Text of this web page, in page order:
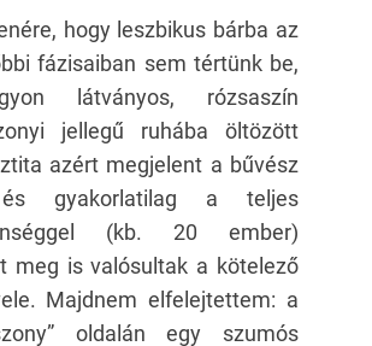
hogy leszbikus bárba az
fázisaiban sem tértünk be,
látványos, rózsaszín
jellegű ruhába öltözött
azért megjelent a bűvész
gyakorlatilag a teljes
(kb. 20 ember)
meg is valósultak a kötelező
Majdnem elfelejtettem: a
oldalán egy szumós